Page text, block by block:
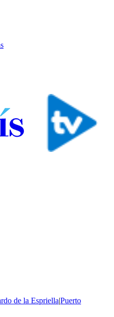
de la Espriella|Puerto